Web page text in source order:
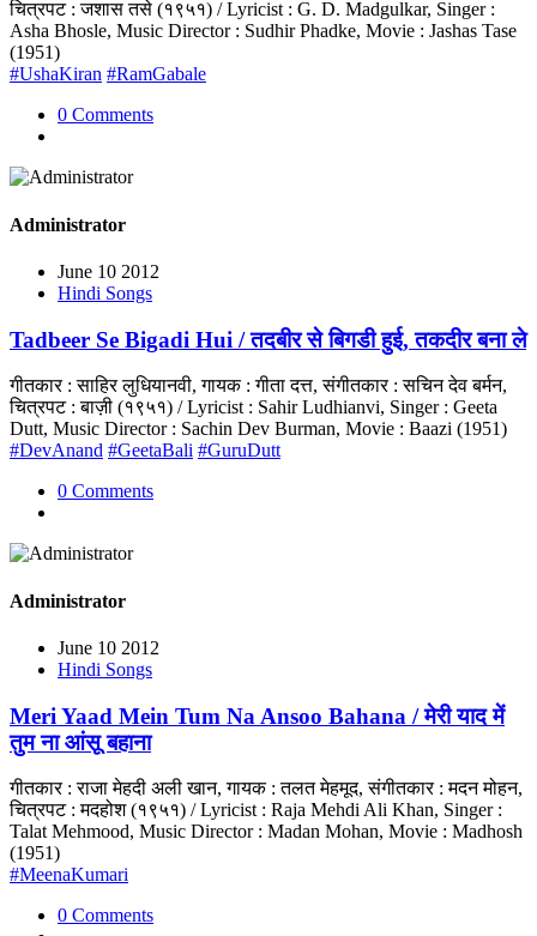
चित्रपट : जशास तसे (१९५१) / Lyricist : G. D. Madgulkar, Singer :
Asha Bhosle, Music Director : Sudhir Phadke, Movie : Jashas Tase
(1951)
#UshaKiran #RamGabale
0 Comments
Administrator
June 10 2012
Hindi Songs
Tadbeer Se Bigadi Hui / तदबीर से बिगडी हुई, तकदीर बना ले
गीतकार : साहिर लुधियानवी, गायक : गीता दत्त, संगीतकार : सचिन देव बर्मन,
चित्रपट : बाज़ी (१९५१) / Lyricist : Sahir Ludhianvi, Singer : Geeta
Dutt, Music Director : Sachin Dev Burman, Movie : Baazi (1951)
#DevAnand #GeetaBali #GuruDutt
0 Comments
Administrator
June 10 2012
Hindi Songs
Meri Yaad Mein Tum Na Ansoo Bahana / मेरी याद में
तुम ना आंसू बहाना
गीतकार : राजा मेहदी अली खान, गायक : तलत मेहमूद, संगीतकार : मदन मोहन,
चित्रपट : मदहोश (१९५१) / Lyricist : Raja Mehdi Ali Khan, Singer :
Talat Mehmood, Music Director : Madan Mohan, Movie : Madhosh
(1951)
#MeenaKumari
0 Comments